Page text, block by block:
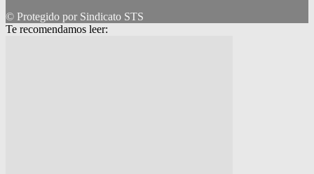
© Protegido por Sindicato STS
Te recomendamos leer: